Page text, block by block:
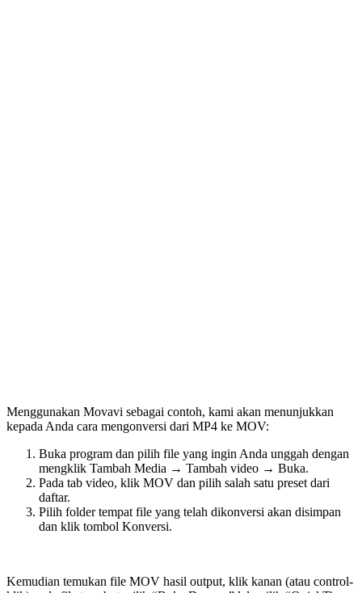
Menggunakan Movavi sebagai contoh, kami akan menunjukkan
kepada Anda cara mengonversi dari MP4 ke MOV:
Buka program dan pilih file yang ingin Anda unggah dengan
mengklik Tambah Media → Tambah video → Buka.
Pada tab video, klik MOV dan pilih salah satu preset dari
daftar.
Pilih folder tempat file yang telah dikonversi akan disimpan
dan klik tombol Konversi.
Kemudian temukan file MOV hasil output, klik kanan (atau control-